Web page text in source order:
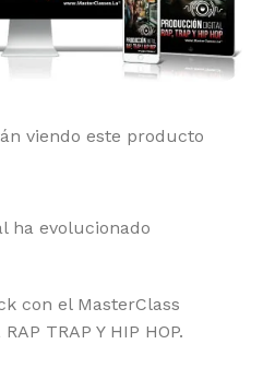
viendo este producto
ha evolucionado
con el MasterClass
TRAP Y HIP HOP.